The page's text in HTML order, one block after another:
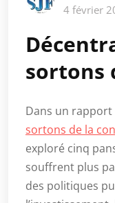
4 février
sortons
Dans un rapport
sortons de la
exploré cinq
souffrent plus
des politiques